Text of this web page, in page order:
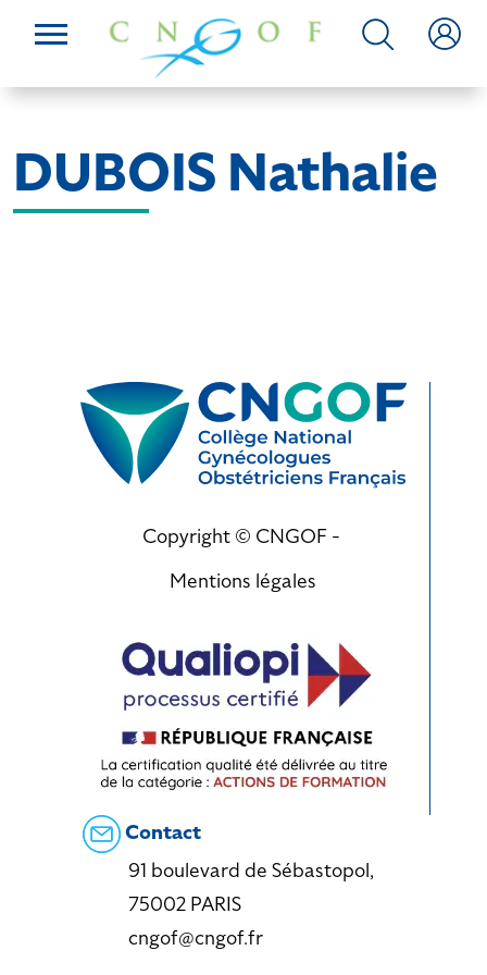
DUBOIS Nathalie
Copyright © CNGOF -
Mentions légales
Contact
91 boulevard de Sébastopol,
75002 PARIS
cngof@cngof.fr